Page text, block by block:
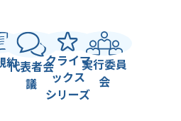
約
代表者会
議
クライマ
ックス
シリーズ
実行委員
会